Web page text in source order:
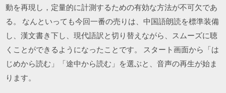
動を再現し，定量的に計測するための有効な方法が不可欠であ
る。 なんといっても今回一番の売りは、中国語朗読を標準装備
し、漢文書き下し、現代語訳と切り替えながら、スムーズに聴
くことができるようになったことです。 スタート画面から「は
じめから読む」「途中から読む」を選ぶと、音声の再生が始ま
ります。